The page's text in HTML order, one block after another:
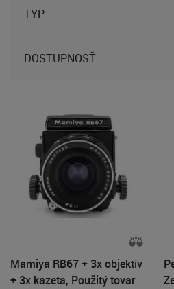
TYP
DOSTUPNOSŤ
Mamiya RB67 + 3x objektív
+ 3x kazeta, Použitý tovar